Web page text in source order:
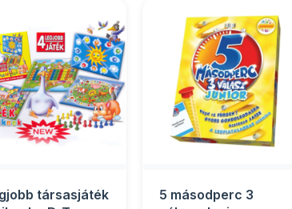
társasjáték
5 másodperc 3